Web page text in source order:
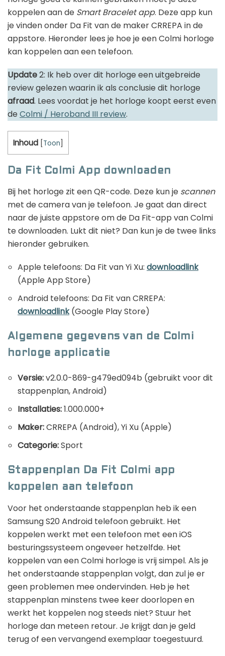
koppelen aan de Smart Bracelet app. Deze app kun
je vinden onder Da Fit van de maker CRREPA in de
appstore. Hieronder lees je hoe je een Colmi horloge
kan koppelen aan een telefoon.
Update2: Ik heb over dit horloge een uitgebreide
review gelezen waarin ik als conclusie dit horloge
afraad. Lees voordat je het horloge koopt eerst even
de Colmi / Heroband III review.
Inhoud Toon
Da Fit Colmi App downloaden
Bij het horloge zit een QR-code. Deze kun je scannen
met de camera van je telefoon. Je gaat dan direct
naar de juiste appstore om de Da Fit-app van Colmi
te downloaden. Lukt dit niet? Dan kun je de twee links
hieronder gebruiken.
Apple telefoons: Da Fit van Yi Xu: downloadlink
(Apple App Store)
Android telefoons: Da Fit van CRREPA:
downloadlink(Google Play Store)
Algemene gegevens van de Colmi
horloge applicatie
Versie:v2.0.0-869-g479ed094b (gebruikt voor dit
stappenplan, Android)
Installaties:1.000.000+
Maker:CRREPA (Android), Yi Xu (Apple)
Categorie:Sport
Stappenplan Da Fit Colmi app
koppelen aan telefoon
Voor het onderstaande stappenplan heb ik een
Samsung S20 Android telefoon gebruikt. Het
koppelen werkt met een telefoon met een iOS
besturingssysteem ongeveer hetzelfde. Het
koppelen van een Colmi horloge is vrij simpel. Als je
het onderstaande stappenplan volgt, dan zul je er
geen problemen mee ondervinden. Heb je het
stappenplan minstens twee keer doorlopen en
werkt het koppelen nog steeds niet? Stuur het
horloge dan meteen retour. Je krijgt dan je geld
terug of een vervangend exemplaar toegestuurd.